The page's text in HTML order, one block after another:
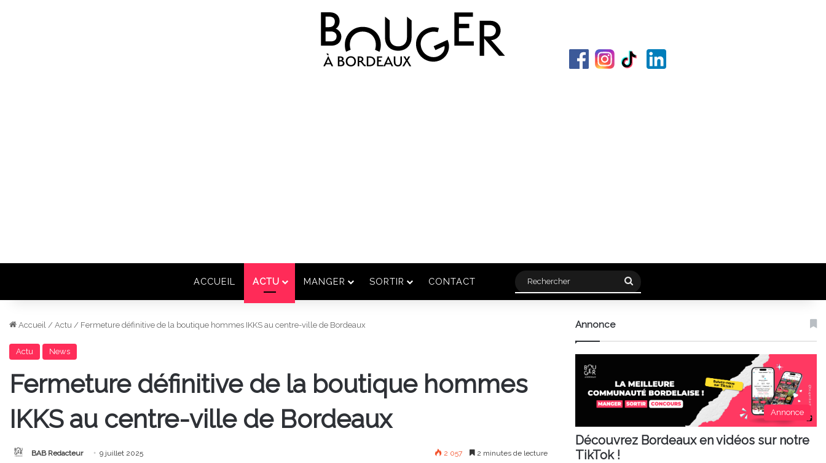
ACCUEIL ACTU MANGER SORTIR CONTACT Rechercher
Accueil / Actu / Fermeture définitive de la boutique hommes IKKS au centre-ville de Bordeaux
Actu News
Fermeture définitive de la boutique hommes
IKKS au centre-ville de Bordeaux
BAB Redacteur 9 juillet 2025 2 057 2 minutes de lecture
Annonce
Annonce
Découvrez Bordeaux en vidéos sur notre
TikTok !